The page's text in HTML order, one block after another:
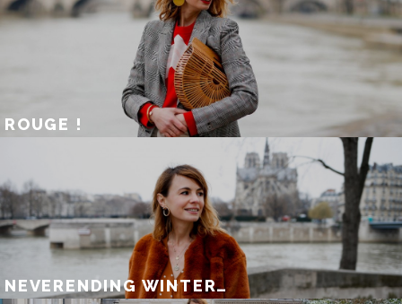
ROUGE !
NEVERENDING WINTER…